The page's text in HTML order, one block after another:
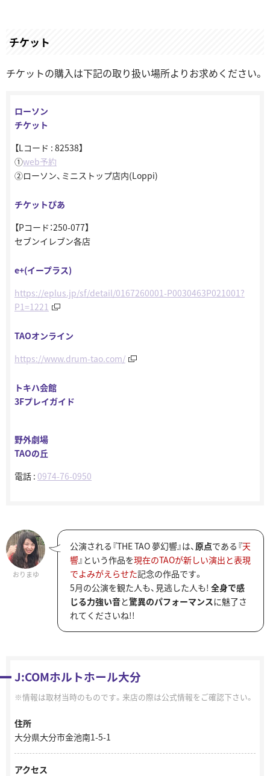
チケット
チケットの購入は下記の取り扱い場所よりお求めください。
ローソン
チケット
【Lコード : 82538】
①web予約
②ローソン、ミニストップ店内(Loppi)
チケットぴあ
【Pコード：250-077】
セブンイレブン各店
e+(イープラス)
https://eplus.jp/sf/detail/0167260001-P0030463P021001?
P1=1221
TAOオンライン
https://www.drum-tao.com/
トキハ会館
3Fプレイガイド
野外劇場
TAOの丘
電話 : 0974-76-0950
おりまゆ
公演される『THE TAO 夢幻響』は、 原点である『天
響』という作品を現在のTAOが新しい演出と表現
でよみがえらせた記念の作品です。
5月の公演を観た人も、見逃した人も! 全身で感
じる力強い音と驚異のパフォーマンスに魅了さ
れてくださいね!!
J:COMホルトホール大分
情報は取材当時のものです。来店の際は公式情報をご確認下さい。
住所
大分県大分市金池南1-5-1
アクセス